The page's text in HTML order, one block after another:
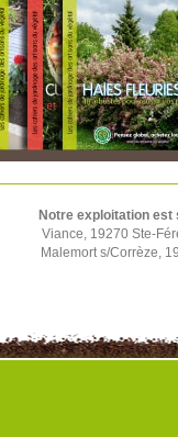
Notre exploitation est
Viance, 19270 Ste-
Malemort s/Corrèze,